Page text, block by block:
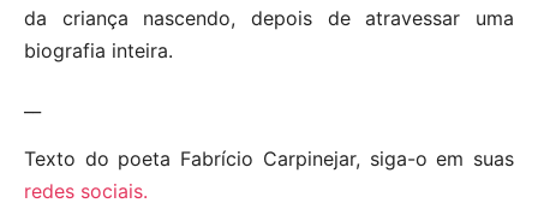
da criança nascendo, depois de atravessar uma
biografia inteira.
Texto do poeta Fabrício Carpinejar, siga-o em suas
redes sociais.